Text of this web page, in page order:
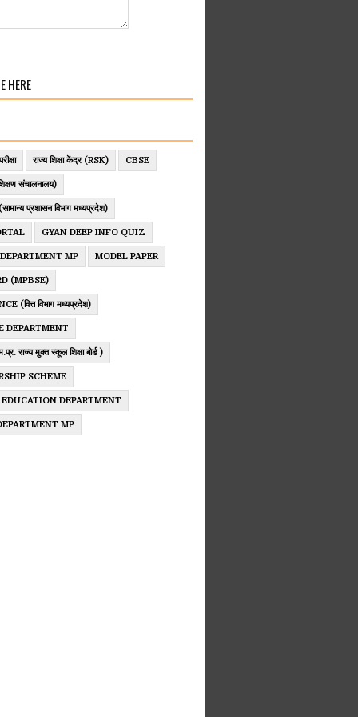
HERE
राज्य शिक्षा केंद्र (RSK) CBSE
संचालनालय)
प्रशासन विभाग मध्यप्रदेश)
GYAN DEEP INFO QUIZ
MP MODEL PAPER
(MPBSE)
(वित्त विभाग मध्यप्रदेश)
DEPARTMENT
राज्य मुक्त स्कूल शिक्षा बोर्ड )
SCHEME
DEPARTMENT
MP